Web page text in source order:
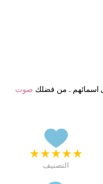
صوت
★
★
★
★
★
التصنيف